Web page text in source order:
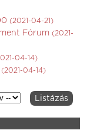
(2021-04-21)
Fórum (2021-
04-14)
(2021-04-14)